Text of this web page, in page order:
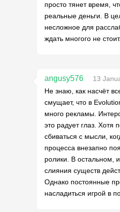
просто тянет время,
реальные деньги. В
несложное для
ждать многого не стоит.
angusy576
13
Не знаю, как насчёт
смущает, что в
много рекламы.
это радует глаз. Хотя
сбиваться с мысли,
процесса внезапно
ролики. В остальном,
слияния существ
Однако постоянные
насладиться игрой в